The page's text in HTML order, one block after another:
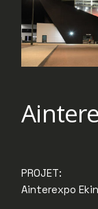
PROJET:
Ainterexpo